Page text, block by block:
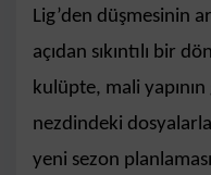
Lig’den düşmesinin
açıdan sıkıntılı bir
kulüpte, mali
nezdindeki
yeni sezon